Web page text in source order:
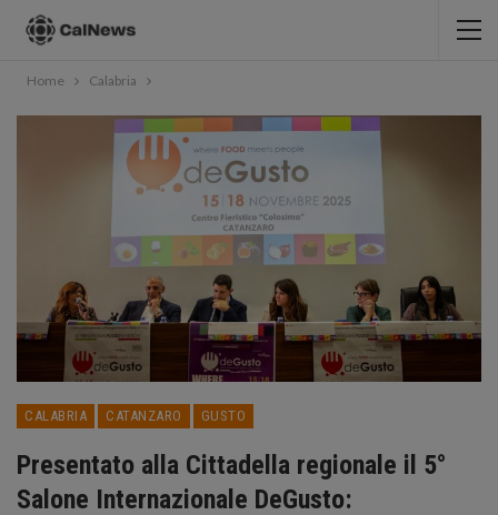
Home Calabria
CALABRIA CATANZARO GUSTO
Presentato alla Cittadella regionale il 5°
Salone Internazionale DeGusto: